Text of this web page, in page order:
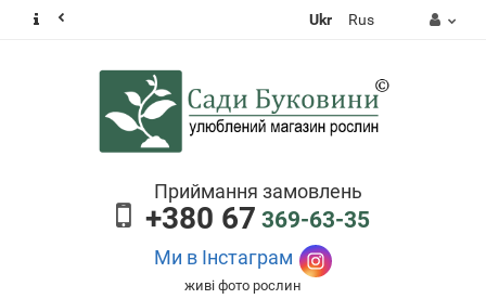
Ukr Rus
Приймання замовлень
+380 67 369-63-35
Ми в Інстаграм
живі фото рослин